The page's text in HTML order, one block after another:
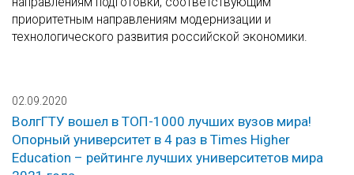
приоритетным направлениям модернизации и
технологического развития российской экономики.
02.09.2020
ВолгГТУ вошел в ТОП-1000 лучших вузов мира!
Опорный университет в 4 раз в Times Higher
Education – рейтинге лучших университетов мира